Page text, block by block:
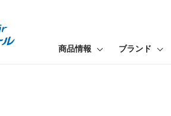
商品情報 ブランド